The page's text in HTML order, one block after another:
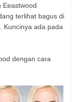
Eeastwood
terlihat bagus di
Kuncinya ada pada
dengan cara